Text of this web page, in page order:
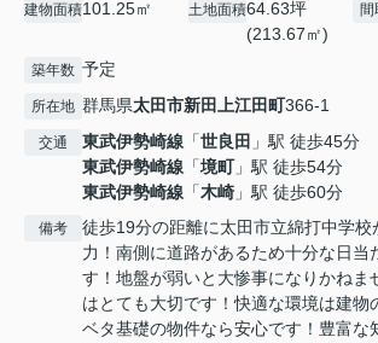
建物面積101.25㎡ 土地面積64.63坪
(213.67㎡)
間
築年数 予定
所在地 群馬県太田市新田上江田町366-1
交通 東武伊勢崎線 「世良田 」駅 徒歩45分
東武伊勢崎線 「境町」駅 徒歩54分
東武伊勢崎線 「木崎 」駅 徒歩60分
備考
徒歩19分の距離に太田市立綿打中学校
力！南側に道路があるため十分な日当
す！地盤が弱いと大惨事になりかねま
はとても大切です！快適な環境は建物
ベタ基礎の物件なら安心です！豊富な